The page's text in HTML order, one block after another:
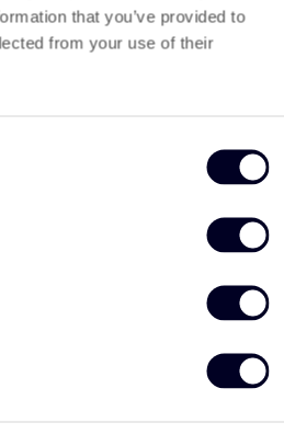
that you’ve provided to
from your use of their